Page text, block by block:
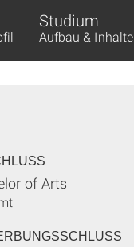
Studium
Aufbau & Inhalte
of Arts